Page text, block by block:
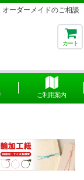
ーダーメイドのご相談
カート
ご利用案内